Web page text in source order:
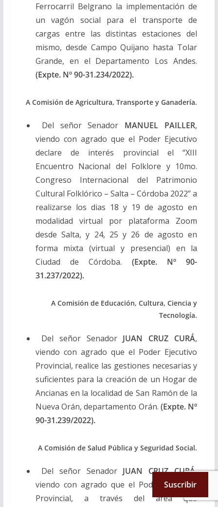
Ferrocarril Belgrano la implementación de
un vagón social para el transporte de
cargas entre las distintas estaciones del
mismo, desde Campo Quijano hasta Tolar
Grande, en el Departamento Los Andes.
(Expte. Nº 90-31.234/2022).
A Comisión de Agricultura, Transporte y Ganadería.
Del señor Senador MANUEL PAILLER,
viendo con agrado que el Poder Ejecutivo
declare de interés provincial el “XIII
Encuentro Nacional del Folklore y 10mo.
Congreso Internacional del Patrimonio
Cultural Folklórico – Salta – Córdoba 2022” a
realizarse los dias 18 y 19 de agosto en
modalidad virtual por plataforma Zoom
desde Salta, y 24, 25 y 26 de agosto en
forma mixta (virtual y presencial) en la
Ciudad de Córdoba. (Expte. Nº 90-
31.237/2022).
A Comisión de Educación, Cultura, Ciencia y
Tecnología.
Del señor SenadorJUAN CRUZ CURÁ,
viendo con agrado que el Poder Ejecutivo
Provincial, realice las gestiones necesarias y
suficientes para la creación de un Hogar de
Ancianas en la localidad de San Ramón de la
Nueva Orán, departamento Orán. (Expte. Nº
90-31.239/2022).
A Comisión de Salud Pública y Seguridad Social.
Del señor SenadorJUAN CRUZ CURÁ,
viendo con agrado que el Poder Ejecutivo
Provincial, a través del área que
Suscribir